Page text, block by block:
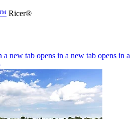
Ricer®
a new tab opens in a new tab opens in a